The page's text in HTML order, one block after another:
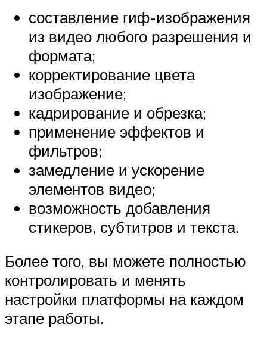
составление гиф-изображения
из видео любого разрешения и
формата;
корректирование цвета
изображение;
кадрирование и обрезка;
применение эффектов и
фильтров;
замедление и ускорение
элементов видео;
возможность добавления
стикеров, субтитров и текста.
Более того, вы можете полностью
контролировать и менять
настройки платформы на каждом
этапе работы.